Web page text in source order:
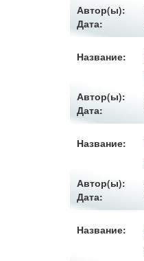
Автор(ы):
Дата:
Название:
Автор(ы):
Дата:
Название:
Автор(ы):
Дата:
Название: